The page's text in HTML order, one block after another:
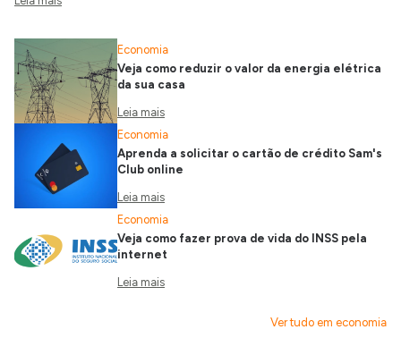
Economia
Veja como reduzir o valor da energia elétrica
da sua casa
Leia mais
Economia
Aprenda a solicitar o cartão de crédito Sam's
Club online
Leia mais
Economia
Veja como fazer prova de vida do INSS pela
internet
Leia mais
Ver tudo em economia